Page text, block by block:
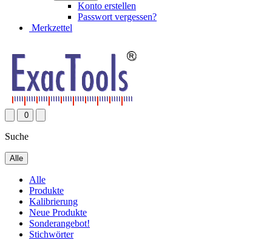
Konto erstellen
Passwort vergessen?
Merkzettel
0
Suche
Alle
Alle
Produkte
Kalibrierung
Neue Produkte
Sonderangebot!
Stichwörter